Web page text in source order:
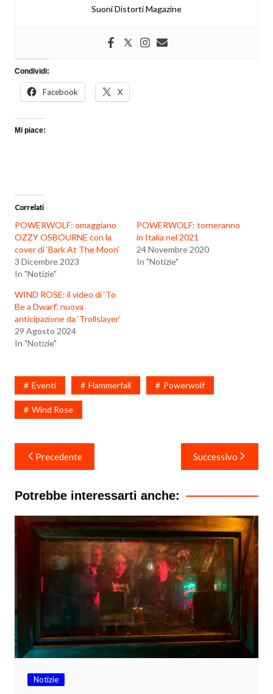
Suoni Distorti Magazine
Condividi:
Facebook X
Mi piace:
Correlati
POWERWOLF: omaggiano
OZZY OSBOURNE con la
cover di ‘Bark At The Moon’
3 Dicembre 2023
In "Notizie"
POWERWOLF: torneranno
in Italia nel 2021
24 Novembre 2020
In "Notizie"
WIND ROSE: il video di ‘To
Be a Dwarf’, nuova
anticipazione da ‘Trollslayer’
29 Agosto 2024
In "Notizie"
Eventi Hammerfall Powerwolf
Wind Rose
Navigazione
articoli
Precedente Successivo
Potrebbe interessarti anche:
Notizie